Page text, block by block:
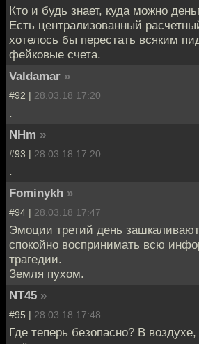
Кто и будь знает, куда можно
Есть централизованный
хотелось бы перестать всяким
фейковые счета.
Valdamar »
#92 | 28.03.18 17:20
.
NHm »
#93 | 28.03.18 17:20
.
Fominykh »
#94 | 28.03.18 17:47
Эмоции третий день
спокойно воспринимать всю
трагедии.
Земля пухом.
NT45 »
#95 | 28.03.18 17:48
Где теперь безопасно? В